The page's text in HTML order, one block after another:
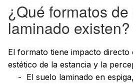
¿Qué formatos
laminado existen?
El formato tiene impacto directo
estético de la estancia y la
- El suelo laminado en